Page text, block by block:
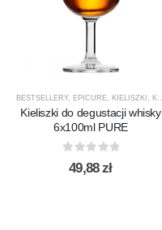
BESTSELLERY, EPICURE, KIELISZKI , KIELISZKI DO WHISKY
Kieliszki do degustacji whisky
6x100ml PURE
out of 5
49,88zł